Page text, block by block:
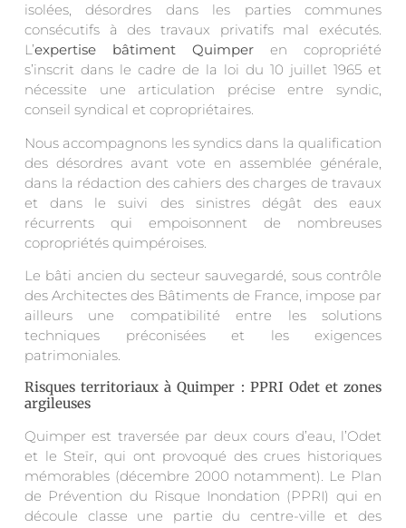
isolées, désordres dans les parties communes
consécutifs à des travaux privatifs mal exécutés.
L’expertise bâtiment Quimper en copropriété
s’inscrit dans le cadre de la loi du 10 juillet 1965 et
nécessite une articulation précise entre syndic,
conseil syndical et copropriétaires.
Nous accompagnons les syndics dans la qualification
des désordres avant vote en assemblée générale,
dans la rédaction des cahiers des charges de travaux
et dans le suivi des sinistres dégât des eaux
récurrents qui empoisonnent de nombreuses
copropriétés quimpéroises.
Le bâti ancien du secteur sauvegardé, sous contrôle
des Architectes des Bâtiments de France, impose par
ailleurs une compatibilité entre les solutions
techniques préconisées et les exigences
patrimoniales.
Risques territoriaux à Quimper : PPRI Odet et zones
argileuses
Quimper est traversée par deux cours d’eau, l’Odet
et le Steïr, qui ont provoqué des crues historiques
mémorables (décembre 2000 notamment). Le Plan
de Prévention du Risque Inondation (PPRI) qui en
découle classe une partie du centre-ville et des